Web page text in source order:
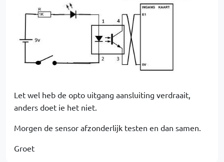
Let wel heb de opto uitgang aansluiting verdraait,
anders doet ie het niet.
Morgen de sensor afzonderlijk testen en dan samen.
Groet